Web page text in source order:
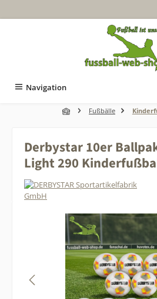
Navigation
Fußbälle
Derbystar 10er
Light 290
Bildergalerie überspringen